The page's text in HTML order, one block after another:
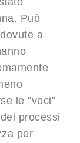
Può
a
le “voci”
processi
per